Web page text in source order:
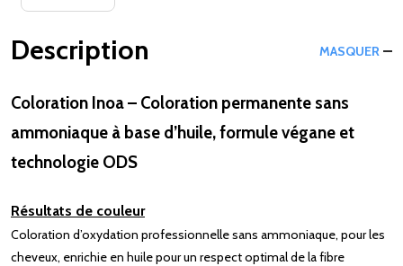
Description MASQUER
Coloration Inoa – Coloration permanente sans
ammoniaque à base d’huile, formule végane et
technologie ODS
Résultats de couleur
Coloration d’oxydation professionnelle sans ammoniaque, pour les
cheveux, enrichie en huile pour un respect optimal de la fibre